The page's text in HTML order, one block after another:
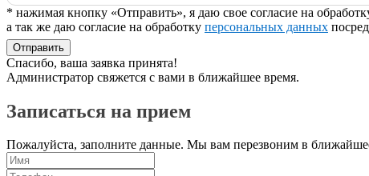
* нажимая кнопку «Отправить», я даю свое согласие на
а так же даю согласие на обработку персональных данных
Отправить
Спасибо, ваша заявка принята!
Администратор свяжется с вами в ближайшее время.
Записаться на прием
Пожалуйста, заполните данные. Мы вам перезвоним в